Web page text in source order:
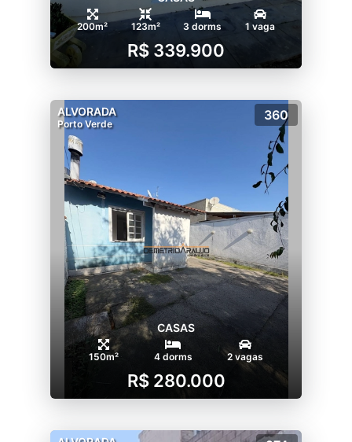
200m² 123m² 3 dorms 1 vaga
R$ 339.900
ALVORADA
Porto Verde
360
CASAS
150m² 4 dorms 2 vagas
R$ 280.000